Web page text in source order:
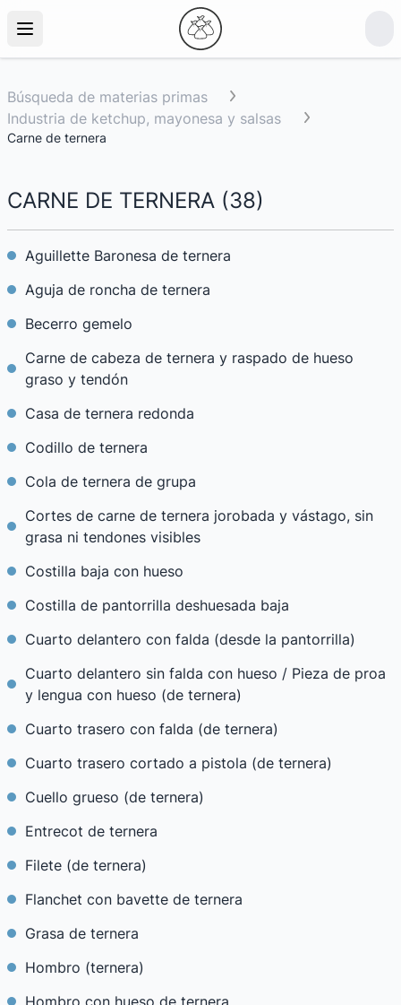
Búsqueda de materias primas
Industria de ketchup, mayonesa y salsas
Carne de ternera
CARNE DE TERNERA (38)
Aguillette Baronesa de ternera
Aguja de roncha de ternera
Becerro gemelo
Carne de cabeza de ternera y raspado de hueso
graso y tendón
Casa de ternera redonda
Codillo de ternera
Cola de ternera de grupa
Cortes de carne de ternera jorobada y vástago, sin
grasa ni tendones visibles
Costilla baja con hueso
Costilla de pantorrilla deshuesada baja
Cuarto delantero con falda (desde la pantorrilla)
Cuarto delantero sin falda con hueso / Pieza de proa
y lengua con hueso (de ternera)
Cuarto trasero con falda (de ternera)
Cuarto trasero cortado a pistola (de ternera)
Cuello grueso (de ternera)
Entrecot de ternera
Filete (de ternera)
Flanchet con bavette de ternera
Grasa de ternera
Hombro (ternera)
Hombro con hueso de ternera